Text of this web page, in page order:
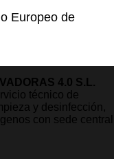
Europeo de
4.0 S.L.
técnico de
y desinfección,
con sede central